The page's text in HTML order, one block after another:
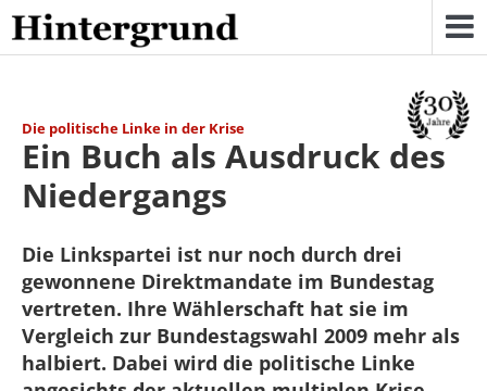
Skip
to
content
Die politische Linke in der Krise
Ein Buch als Ausdruck des
Niedergangs
Die Linkspartei ist nur noch durch drei
gewonnene Direktmandate im Bundestag
vertreten. Ihre Wählerschaft hat sie im
Vergleich zur Bundestagswahl 2009 mehr als
halbiert. Dabei wird die politische Linke